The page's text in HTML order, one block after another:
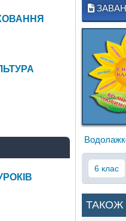
6 клас
ТАКОЖ